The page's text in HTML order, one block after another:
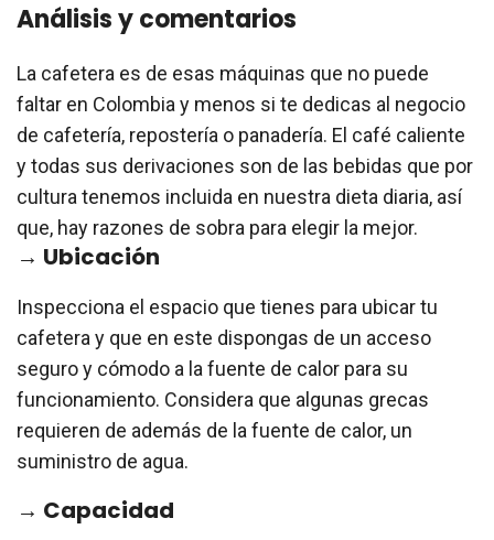
Análisis y comentarios
La cafetera es de esas máquinas que no puede
faltar en Colombia y menos si te dedicas al negocio
de cafetería, repostería o panadería. El café caliente
y todas sus derivaciones son de las bebidas que por
cultura tenemos incluida en nuestra dieta diaria, así
que, hay razones de sobra para elegir la mejor.
→ Ubicación
Inspecciona el espacio que tienes para ubicar tu
cafetera y que en este dispongas de un acceso
seguro y cómodo a la fuente de calor para su
funcionamiento. Considera que algunas grecas
requieren de además de la fuente de calor, un
suministro de agua.
→ Capacidad